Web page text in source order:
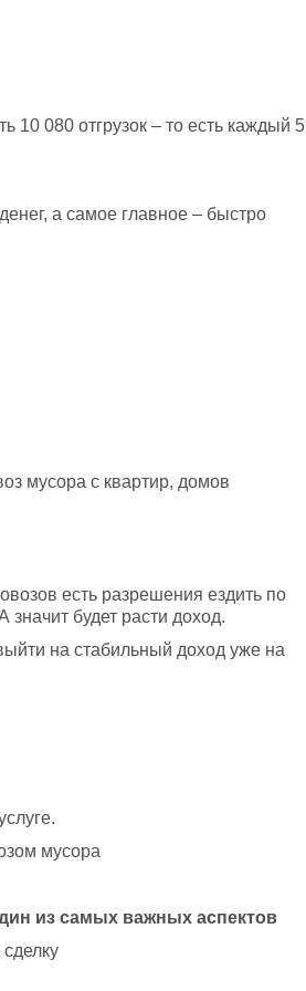
10 080 отгрузок – то есть каждый 5
а самое главное – быстро
мусора с квартир, домов
есть разрешения ездить по
значит будет расти доход.
на стабильный доход уже на
мусора
из самых важных аспектов